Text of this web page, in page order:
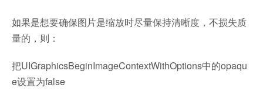
如果是想要确保图片是缩放时尽量保持清晰度，不损失质
量的，则：
把UIGraphicsBeginImageContextWithOptions中的opaqu
e设置为false